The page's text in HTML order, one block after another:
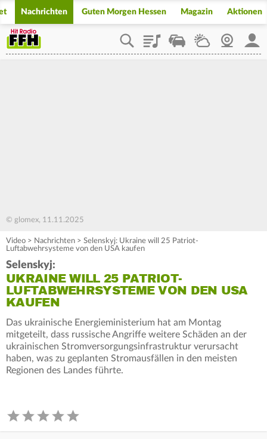
Nachrichten Guten Morgen Hessen Magazin Aktionen
PlaylistStaupilotWetterWebcam
© glomex, 11.11.2025
Video > Nachrichten > Selenskyj: Ukraine will 25 Patriot-
Luftabwehrsysteme von den USA kaufen
Selenskyj:
UKRAINE WILL 25 PATRIOT-
LUFTABWEHRSYSTEME VON DEN USA
KAUFEN
Das ukrainische Energieministerium hat am Montag
mitgeteilt, dass russische Angriffe weitere Schäden an der
ukrainischen Stromversorgungsinfrastruktur verursacht
haben, was zu geplanten Stromausfällen in den meisten
Regionen des Landes führte.